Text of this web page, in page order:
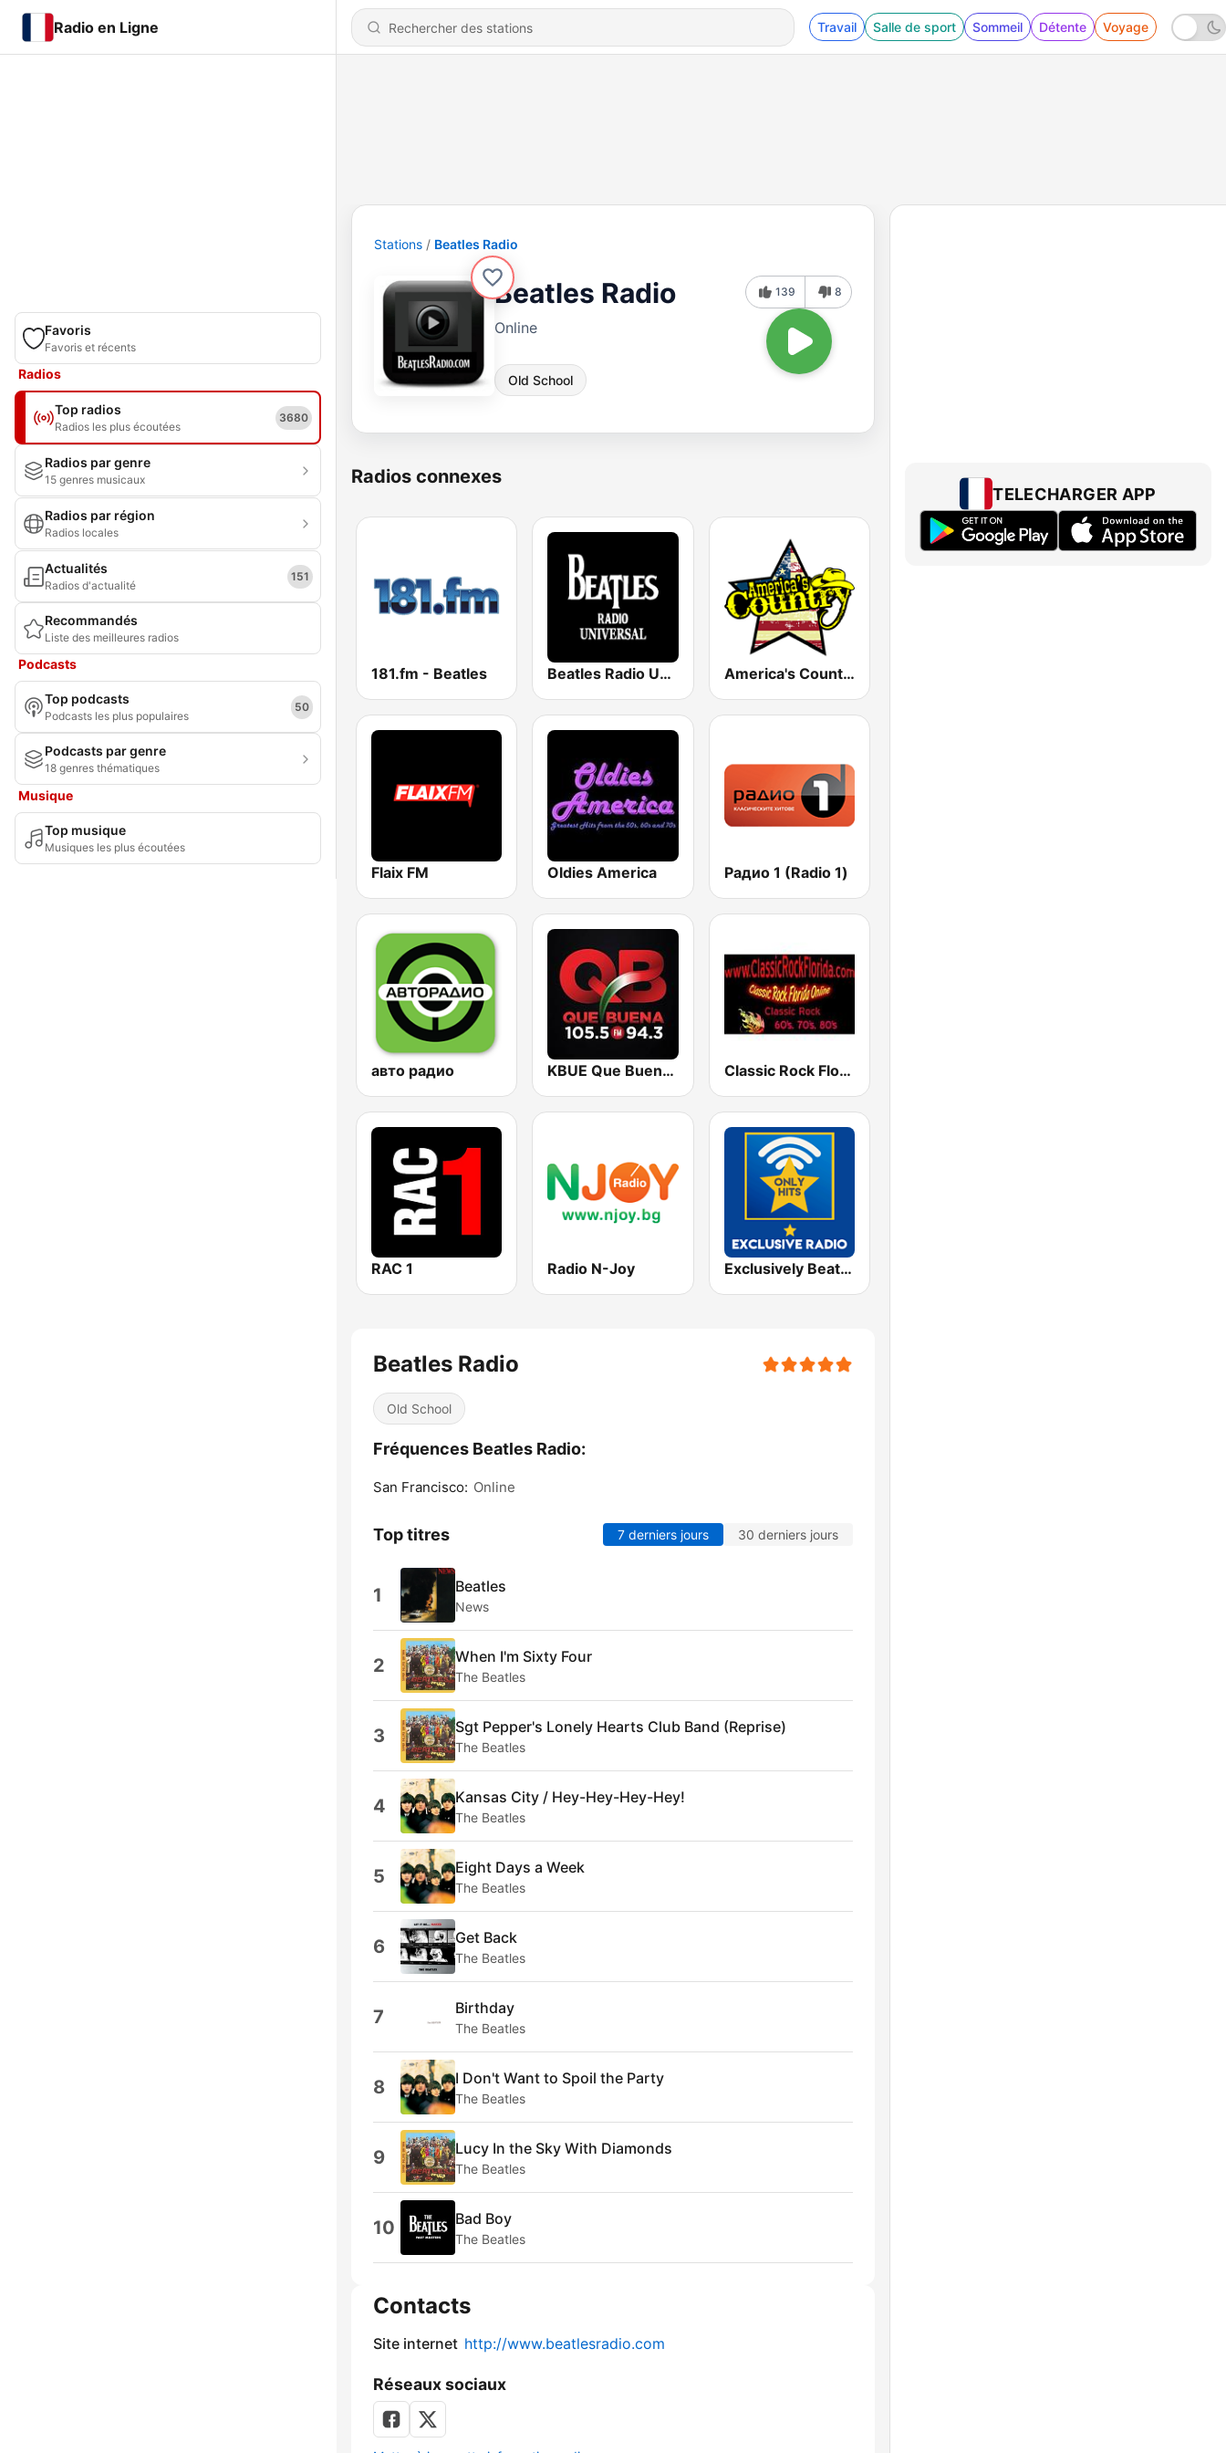
Radio en Ligne Travail Salle de sport Sommeil Détente Voyage
Favoris
Favoris et récents
Radios
Top radios
Radios les plus écoutées
3680
Radios par genre
15 genres musicaux
Radios par région
Radios locales
Actualités
Radios d'actualité
151
Recommandés
Liste des meilleures radios
Podcasts
Top podcasts
Podcasts les plus populaires
50
Podcasts par genre
18 genres thématiques
Musique
Top musique
Musiques les plus écoutées
Stations Beatles Radio
Beatles Radio
Online
Old School
139 8
Radios connexes
181.fm - Beatles Beatles Radio Universal America's Country
Flaix FM Oldies America Радио 1 (Radio 1)
авто радио KBUE Que Buena 105.5 / 94.3 FM (US Only) Classic Rock Florida
RAC 1 Radio N-Joy Exclusively Beatles - HITS
Beatles Radio
Old School
Fréquences Beatles Radio:
San Francisco: Online
Top titres 7 derniers jours 30 derniers jours
1 Beatles
News
2 When I'm Sixty Four
The Beatles
3 Sgt Pepper's Lonely Hearts Club Band (Reprise)
The Beatles
4 Kansas City / Hey-Hey-Hey-Hey!
The Beatles
5 Eight Days a Week
The Beatles
6 Get Back
The Beatles
7 Birthday
The Beatles
8 I Don't Want to Spoil the Party
The Beatles
9 Lucy In the Sky With Diamonds
The Beatles
10 Bad Boy
The Beatles
Contacts
Site internet http://www.beatlesradio.com
Réseaux sociaux
TELECHARGER APP